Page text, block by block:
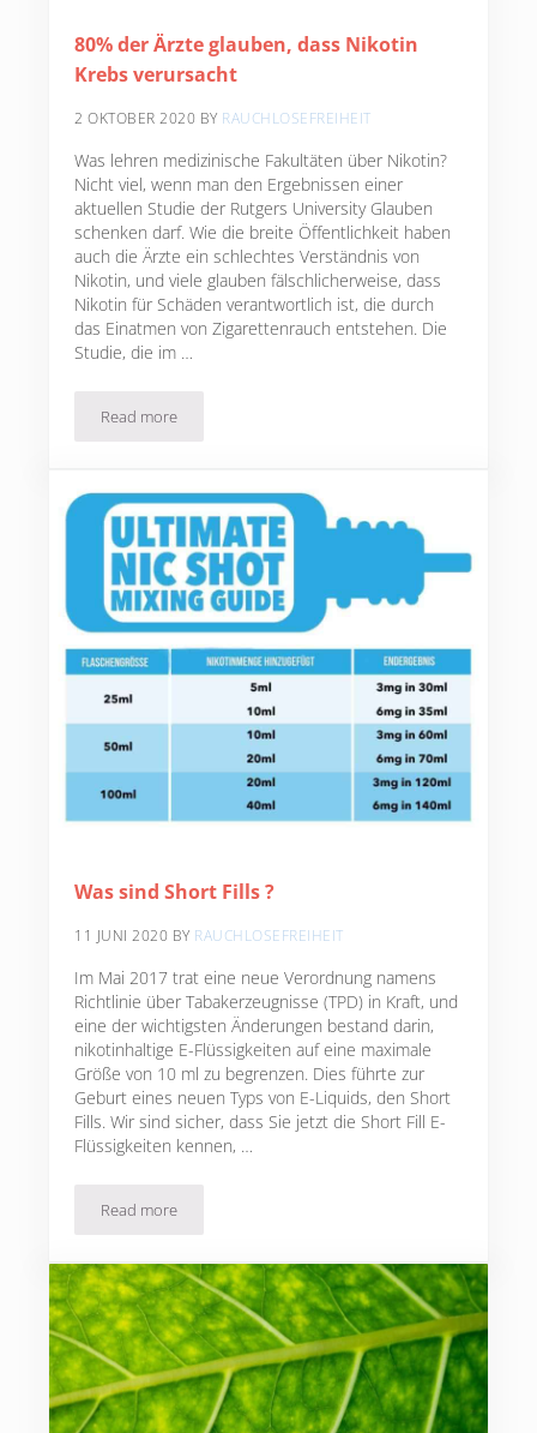
80% der Ärzte glauben, dass Nikotin
Krebs verursacht
2 OKTOBER 2020 BY RAUCHLOSEFREIHEIT
Was lehren medizinische Fakultäten über Nikotin?
Nicht viel, wenn man den Ergebnissen einer
aktuellen Studie der Rutgers University Glauben
schenken darf. Wie die breite Öffentlichkeit haben
auch die Ärzte ein schlechtes Verständnis von
Nikotin, und viele glauben fälschlicherweise, dass
Nikotin für Schäden verantwortlich ist, die durch
das Einatmen von Zigarettenrauch entstehen. Die
Studie, die im …
Read more80% der Ärzte glauben, dass Nikotin Krebs verursacht
Was sind Short Fills ?
11 JUNI 2020 BY RAUCHLOSEFREIHEIT
Im Mai 2017 trat eine neue Verordnung namens
Richtlinie über Tabakerzeugnisse (TPD) in Kraft, und
eine der wichtigsten Änderungen bestand darin,
nikotinhaltige E-Flüssigkeiten auf eine maximale
Größe von 10 ml zu begrenzen. Dies führte zur
Geburt eines neuen Typs von E-Liquids, den Short
Fills. Wir sind sicher, dass Sie jetzt die Short Fill E-
Flüssigkeiten kennen, …
Read moreWas sind Short Fills ?